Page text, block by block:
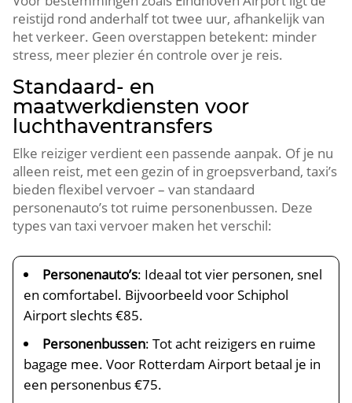
reistijd rond anderhalf tot twee uur, afhankelijk van
het verkeer. Geen overstappen betekent: minder
stress, meer plezier én controle over je reis.
Standaard- en
maatwerkdiensten voor
luchthaventransfers
Elke reiziger verdient een passende aanpak. Of je nu
alleen reist, met een gezin of in groepsverband, taxi’s
bieden flexibel vervoer – van standaard
personenauto’s tot ruime personenbussen. Deze
types van taxi vervoer maken het verschil:
Personenauto’s: Ideaal tot vier personen, snel
en comfortabel. Bijvoorbeeld voor Schiphol
Airport slechts €85.
Personenbussen: Tot acht reizigers en ruime
bagage mee. Voor Rotterdam Airport betaal je in
een personenbus €75.